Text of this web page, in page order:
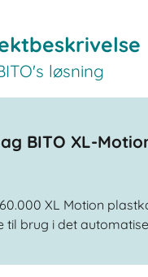
løsning
BITO XL-
XL Motion
til brug i det